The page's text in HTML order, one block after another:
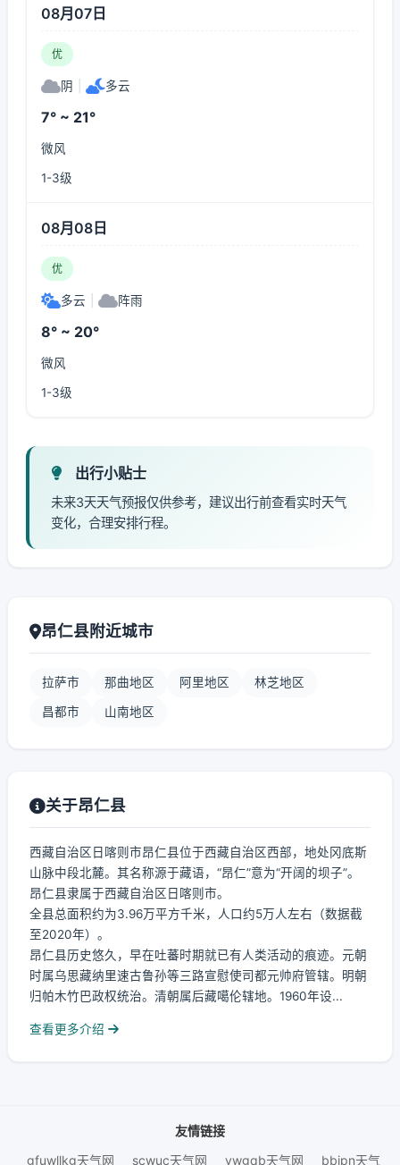
08月07日
优
阴 多云
7° ~ 21°
微风
1-3级
08月08日
优
多云 阵雨
8° ~ 20°
微风
1-3级
出行小贴士
未来3天天气预报仅供参考，建议出行前查看实时天气
变化，合理安排行程。
昂仁县附近城市
拉萨市 那曲地区 阿里地区 林芝地区
昌都市 山南地区
关于昂仁县
西藏自治区日喀则市昂仁县位于西藏自治区西部，地处冈底斯
山脉中段北麓。其名称源于藏语，“昂仁”意为“开阔的坝子”。
昂仁县隶属于西藏自治区日喀则市。
全县总面积约为3.96万平方千米，人口约5万人左右（数据截
至2020年）。
昂仁县历史悠久，早在吐蕃时期就已有人类活动的痕迹。元朝
时属乌思藏纳里速古鲁孙等三路宣慰使司都元帅府管辖。明朝
归帕木竹巴政权统治。清朝属后藏噶伦辖地。1960年设...
查看更多介绍
友情链接
gfuwllkg天气网
scwuc天气网 ywgqb天气网 bbjpn天气